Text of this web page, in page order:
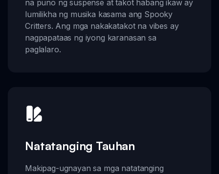
na puno ng suspense at takot habang ikaw ay
lumilikha ng musika kasama ang Spooky
Critters. Ang mga nakakatakot na vibes ay
nagpapataas ng iyong karanasan sa
paglalaro.
Natatanging Tauhan
Makipag-ugnayan sa mga natatanging